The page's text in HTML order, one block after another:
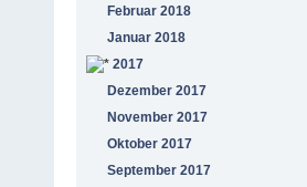
Februar 2018
Januar 2018
2017
Dezember 2017
November 2017
Oktober 2017
September 2017